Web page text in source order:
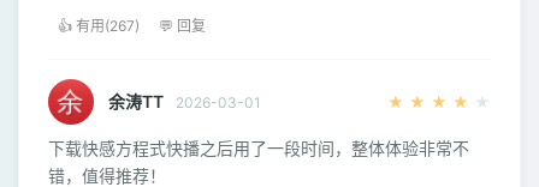
👍 有用(267) 💬 回复
余涛TT 2026-03-01 ★ ★ ★ ★ ★
下载快感方程式快播之后用了一段时间，整体体验非常不
错，值得推荐！